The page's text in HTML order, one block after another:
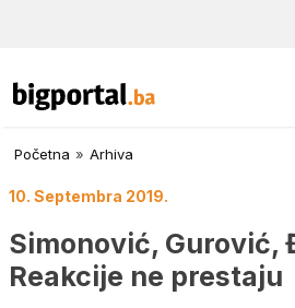
Početna » Arhiva
10. Septembra 2019.
Simonović, Gurović,
Reakcije ne prestaju